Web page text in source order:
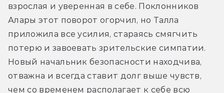
взрослая и уверенная в себе. Поклонников
Алары этот поворот огорчил, но Талла
приложила все усилия, стараясь смягчить
потерю и завоевать зрительские симпатии.
Новый начальник безопасности находчива,
отважна и всегда ставит долг выше чувств,
чем со временем располагает к себе всю